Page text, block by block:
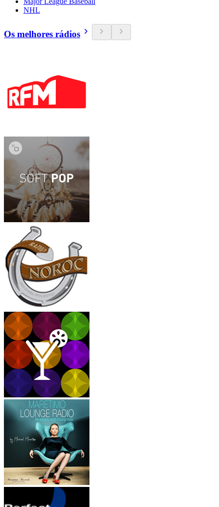
NHL
Os melhores rádios